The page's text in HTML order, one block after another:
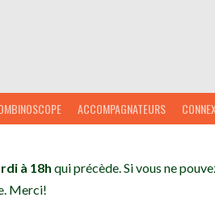
ACCOMPAGNATEURS
à 18h qui précède. Si vous ne
Merci!